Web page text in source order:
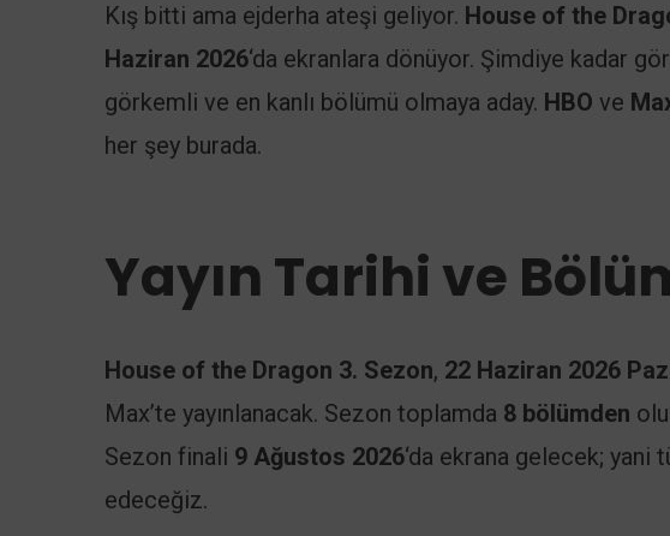
Kış bitti ama ejderha ateşi geliyor. House of the
Haziran 2026‘da ekranlara dönüyor. Şimdiye kadar
görkemli ve en kanlı bölümü olmaya aday. HBO ve
her şey burada.
Yayın Tarihi ve
House of the Dragon 3. Sezon, 22 Haziran 2026
Max’te yayınlanacak. Sezon toplamda 8 bölümden
Sezon finali 9 Ağustos 2026‘da ekrana gelecek; yani
edeceğiz.